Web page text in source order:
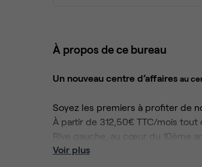
À propos de ce bureau
Un nouveau centre d’affaires au
Soyez les premiers à profiter de
À partir de 312,50€ TTC/mois tout
Rive gauche, au cœur du 10ème
neuf, propose des bureaux
Voir plus